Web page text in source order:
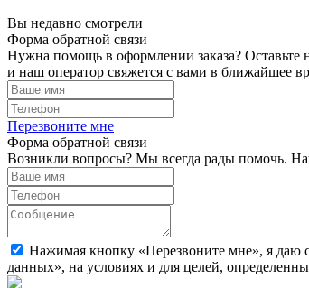
Вы недавно смотрели
Форма обратной связи
Нужна помощь в оформлении заказа? Оставьте
и наш оператор свяжется с вами в ближайшее
Перезвоните мне
Форма обратной связи
Возникли вопросы? Мы всегда рады помочь.
Нажимая кнопку «Перезвоните мне», я даю
данных», на условиях и для целей,